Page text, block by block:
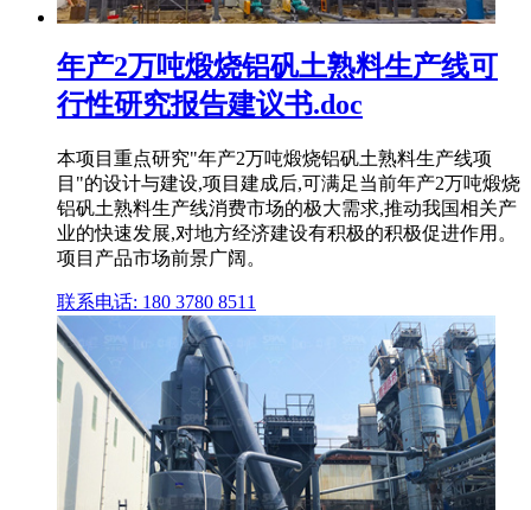
年产2万吨煅烧铝矾土熟料生产线可
行性研究报告建议书.doc
本项目重点研究"年产2万吨煅烧铝矾土熟料生产线项
目"的设计与建设,项目建成后,可满足当前年产2万吨煅烧
铝矾土熟料生产线消费市场的极大需求,推动我国相关产
业的快速发展,对地方经济建设有积极的积极促进作用。
项目产品市场前景广阔。
联系电话: 180 3780 8511